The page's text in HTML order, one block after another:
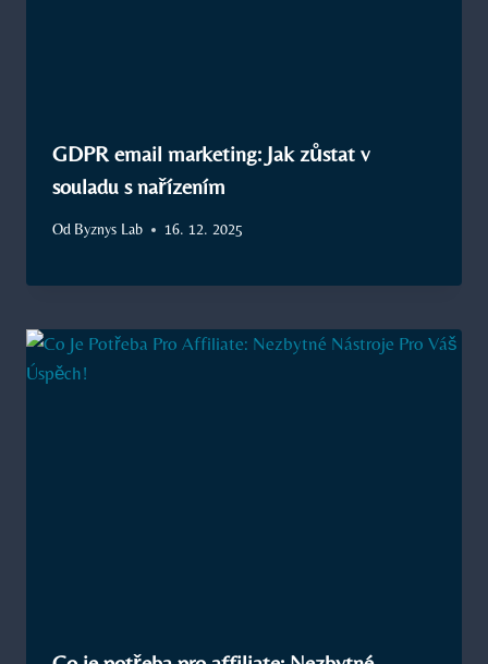
GDPR email marketing: Jak zůstat v
souladu s nařízením
Od Byznys Lab 16. 12. 2025